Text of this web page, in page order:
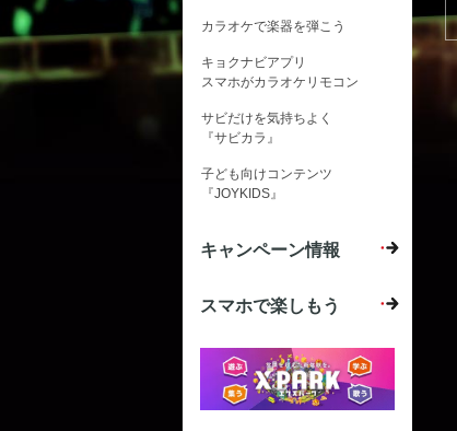
カラオケで楽器を弾こう
キョクナビアプリ
スマホがカラオケリモコン
サビだけを気持ちよく
『サビカラ』
子ども向けコンテンツ
『JOYKIDS』
キャンペーン情報
スマホで楽しもう